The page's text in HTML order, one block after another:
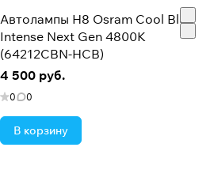
Автолампы H8 Osram Cool Blue
Intense Next Gen 4800K
(64212CBN-HCB)
4 500 руб.
0 0
В корзину